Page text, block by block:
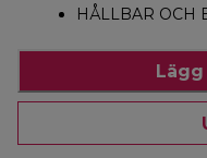
HÅLLBAR OCH